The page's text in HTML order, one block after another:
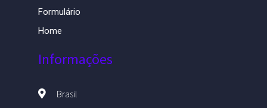
Formulário
Home
Informações
Brasil